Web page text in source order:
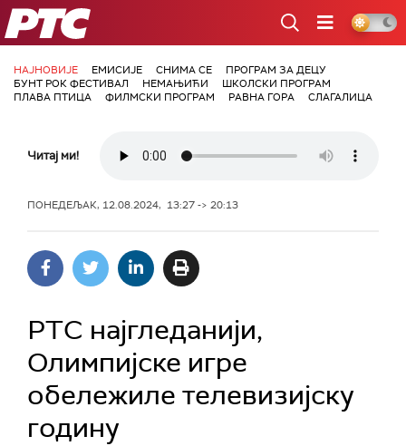
РТС
НАЈНОВИЈЕ ЕМИСИЈЕ СНИМА СЕ
ПРОГРАМ ЗА ДЕЦУ
БУНТ РОК ФЕСТИВАЛ
НЕМАЊИЋИ
ШКОЛСКИ ПРОГРАМ
ПЛАВА ПТИЦА
ФИЛМСКИ ПРОГРАМ РАВНА ГОРА СЛАГАЛИЦА
Читај ми!
ПОНЕДЕЉАК, 12.08.2024, 13:27 -> 20:13
РТС најгледанији,
Олимпијске игре
обележиле телевизијску
годину